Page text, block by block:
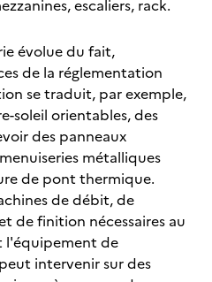
escaliers, rack.
évolue du fait,
de la réglementation
se traduit, par exemple,
soleil orientables, des
des panneaux
métalliques
de pont thermique.
de débit, de
de finition nécessaires au
l'équipement de
intervenir sur des